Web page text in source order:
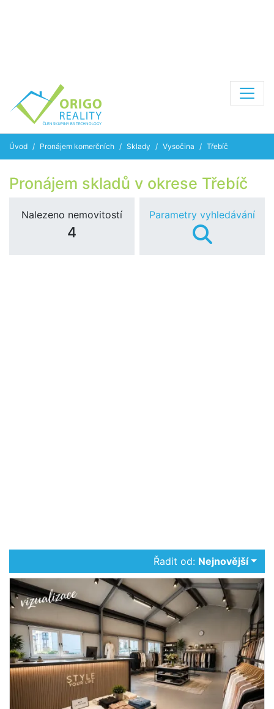
Úvod Pronájem komerčních Sklady Vysočina Třebíč
Pronájem skladů v okrese Třebíč
Nalezeno nemovitostí
4
Parametry vyhledávání
Řadit od: Nejnovější